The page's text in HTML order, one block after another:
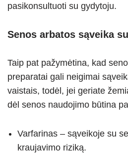
pasikonsultuoti su gydytoju.
Senos arbatos sąveika
Taip pat pažymėtina, kad
preparatai gali neigimai
vaistais, todėl, jei geriate
dėl senos naudojimo būtina
Varfarinas – sąveikoje su
kraujavimo riziką.